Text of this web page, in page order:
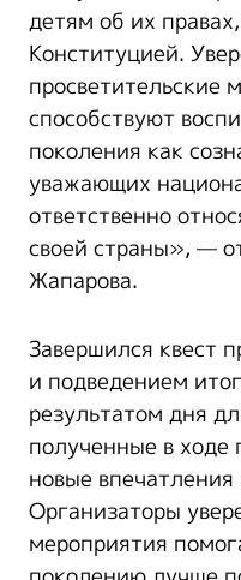
детям об их
Конституцией.
просветительские
способствуют
поколения как
уважающих
ответственно
своей страны», —
Жапарова.
Завершился квест
и подведением
результатом дня
полученные в ходе
новые
Организаторы
мероприятия